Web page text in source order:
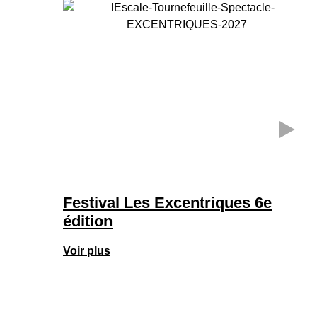
Festival Les Excentriques 6e
édition
Voir plus